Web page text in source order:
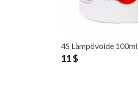
4S Lämpövoide 100ml
11 $